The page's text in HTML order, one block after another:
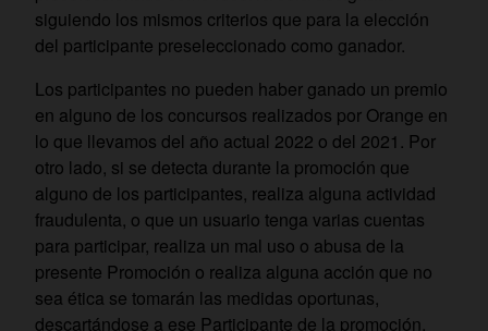
siguiendo los mismos criterios que para la elección
del participante preseleccionado como ganador.
Los participantes no pueden haber ganado un premio
en alguno de los concursos realizados por Orange en
lo que llevamos del año actual 2022 o del 2021. Por
otro lado, si se detecta durante la promoción que
alguno de los participantes, realiza alguna actividad
fraudulenta, o que un usuario tenga varias cuentas
para participar, realiza un mal uso o abusa de la
presente Promoción o realiza alguna acción que no
sea ética se tomarán las medidas oportunas,
descartándose a ese Participante de la promoción,